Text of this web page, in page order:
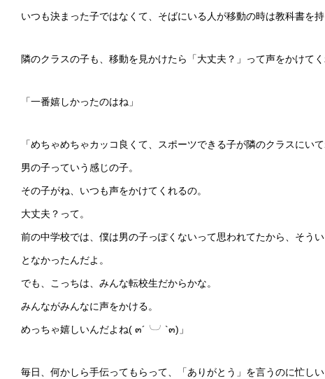
いつも決まった子ではなくて、そばにいる人が移動の時は教科書を持
隣のクラスの子も、移動を見かけたら「大丈夫？」って声をかけてく
「一番嬉しかったのはね」
「めちゃめちゃカッコ良くて、スポーツできる子が隣のクラスにいて
男の子っていう感じの子。
その子がね、いつも声をかけてくれるの。
大丈夫？って。
前の中学校では、僕は男の子っぽくないって思われてたから、そう
となかったんだよ。
でも、こっちは、みんな転校生だからかな。
みんながみんなに声をかける。
めっちゃ嬉しいんだよね( ๓´╰╯`๓)」
毎日、何かしら手伝ってもらって、「ありがとう」を言うのに忙し